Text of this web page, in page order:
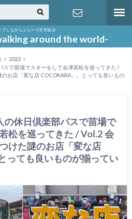
プしながらぶら〜り世界散歩
around the world-
お問い合わ
2023
スで苗場でスキーをして会津若松を巡ってきた /
お店「変な店 COCOKARA」。とっても良いもの
の休日倶楽部パスで苗場で
松を巡ってきた / Vol.2 会
けた謎のお店「変な店
っても良いものが揃ってい